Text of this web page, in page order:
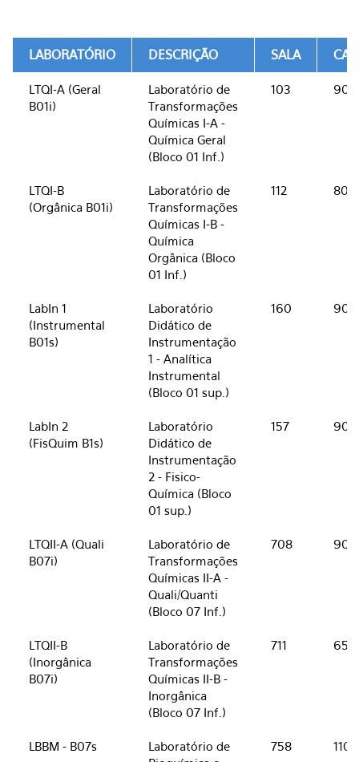
LABORATÓRIO DESCRIÇÃO SALA
LTQI-A (Geral
B01i)
Laboratório de
Transformações
Químicas I-A -
Química Geral
(Bloco 01 Inf.)
103 90
LTQI-B
(Orgânica B01i)
Laboratório de
Transformações
Químicas I-B -
Química
Orgânica (Bloco
01 Inf.)
112 80
LabIn 1
(Instrumental
B01s)
Laboratório
Didático de
Instrumentação
1 - Analítica
Instrumental
(Bloco 01 sup.)
160 90
LabIn 2
(FisQuim B1s)
Laboratório
Didático de
Instrumentação
2 - Fisico-
Química (Bloco
01 sup.)
157 90
LTQII-A (Quali
B07i)
Laboratório de
Transformações
Químicas II-A -
Quali/Quanti
(Bloco 07 Inf.)
708 90
LTQII-B
(Inorgânica
B07i)
Laboratório de
Transformações
Químicas II-B -
Inorgânica
(Bloco 07 Inf.)
711 65
LBBM - B07s
Laboratório de
758 110